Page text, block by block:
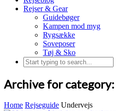
Rejser & Gear
Guidebøger
Kampen mod myg
Rygsække
Soveposer
Tøj & Sko
Archive for
Home Rejseguide Undervejs